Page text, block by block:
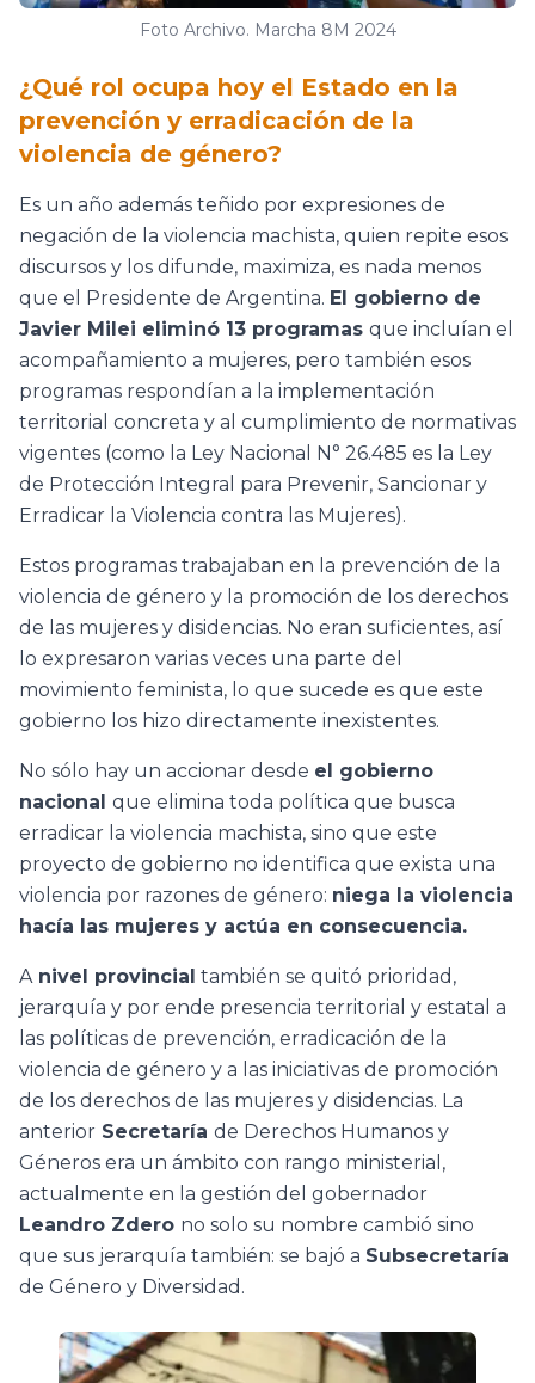
Foto Archivo. Marcha 8M 2024
¿Qué rol ocupa hoy el Estado en la
prevención y erradicación de la
violencia de género?
Es un año además teñido por expresiones de
negación de la violencia machista, quien repite esos
discursos y los difunde, maximiza, es nada menos
que el Presidente de Argentina. El gobierno de
Javier Milei eliminó 13 programas que incluían el
acompañamiento a mujeres, pero también esos
programas respondían a la implementación
territorial concreta y al cumplimiento de normativas
vigentes (como la Ley Nacional N° 26.485 es la Ley
de Protección Integral para Prevenir, Sancionar y
Erradicar la Violencia contra las Mujeres).
Estos programas trabajaban en la prevención de la
violencia de género y la promoción de los derechos
de las mujeres y disidencias. No eran suficientes, así
lo expresaron varias veces una parte del
movimiento feminista, lo que sucede es que este
gobierno los hizo directamente inexistentes.
No sólo hay un accionar desde el gobierno
nacional que elimina toda política que busca
erradicar la violencia machista, sino que este
proyecto de gobierno no identifica que exista una
violencia por razones de género: niega la violencia
hacía las mujeres y actúa en consecuencia.
Anivel provincial también se quitó prioridad,
jerarquía y por ende presencia territorial y estatal a
las políticas de prevención, erradicación de la
violencia de género y a las iniciativas de promoción
de los derechos de las mujeres y disidencias. La
anterior Secretaría de Derechos Humanos y
Géneros era un ámbito con rango ministerial,
actualmente en la gestión del gobernador
Leandro Zdero no solo su nombre cambió sino
que sus jerarquía también: se bajó a Subsecretaría
de Género y Diversidad.